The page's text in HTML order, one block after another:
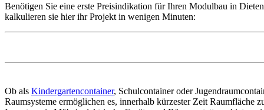
Benötigen Sie eine erste Preisindikation für Ihren Modulbau in
kalkulieren sie hier ihr Projekt in wenigen Minuten:
Ob als Kindergartencontainer, Schulcontainer oder
Raumsysteme ermöglichen es, innerhalb kürzester Zeit Raumfläche